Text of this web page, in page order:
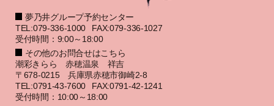
夢乃井グループ予約センター
TEL:079-336-1000
FAX:079-336-1027
受付時間：9:00～18:00
その他のお問合せはこちら
潮彩きらら 赤穂温泉 祥吉
〒678-0215 兵庫県赤穂市御崎2-8
TEL:0791-43-7600
FAX:0791-42-1241
受付時間：10:00～18:00